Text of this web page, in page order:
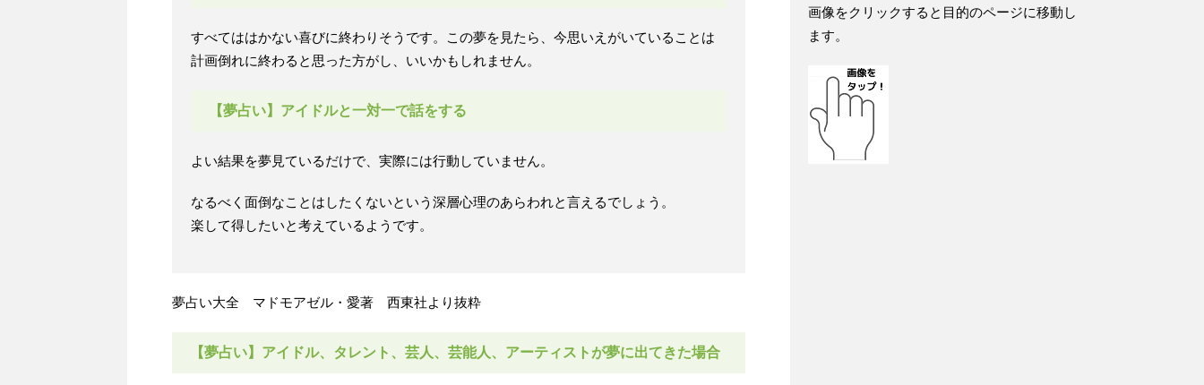
すべてははかない喜びに終わりそうです。この夢を見たら、今思いえがいていることは
計画倒れに終わると思った方がし、いいかもしれません。
【夢占い】アイドルと一対一で話をする
よい結果を夢見ているだけで、実際には行動していません。
なるべく面倒なことはしたくないという深層心理のあらわれと言えるでしょう。
楽して得したいと考えているようです。
夢占い大全 マドモアゼル・愛著 西東社より抜粋
【夢占い】アイドル、タレント、芸人、芸能人、アーティストが夢に出てきた場合
画像をクリックすると目的のページに移動し
ます。